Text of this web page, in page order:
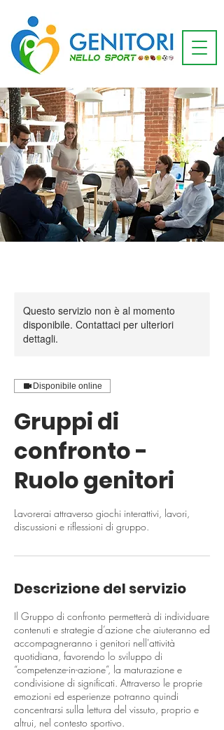
Questo servizio non è al momento
disponibile. Contattaci per ulteriori
dettagli.
Disponibile online
Gruppi di
confronto -
Ruolo genitori
Lavorerai attraverso giochi interattivi, lavori,
discussioni e riflessioni di gruppo.
Descrizione del servizio
Il Gruppo di confronto permetterà di individuare
contenuti e strategie d’azione che aiuteranno ed
accompagneranno i genitori nell'attività
quotidiana, favorendo lo sviluppo di
“competenze-in-azione”, la maturazione e
condivisione di significati. Attraverso le proprie
emozioni ed esperienze potranno quindi
concentrarsi sulla lettura del vissuto, proprio e
altrui, nel contesto sportivo.